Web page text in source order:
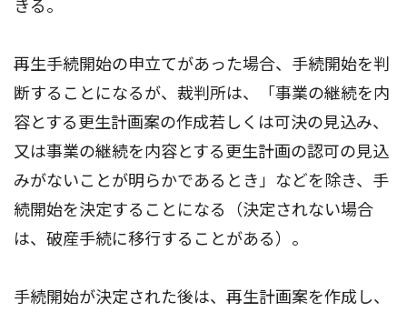
再生手続開始の申立てがあった場合、手続開始を判
断することになるが、裁判所は、「事業の継続を内
容とする更生計画案の作成若しくは可決の見込み、
又は事業の継続を内容とする更生計画の認可の見込
みがないことが明らかであるとき」などを除き、手
続開始を決定することになる（決定されない場合
は、破産手続に移行することがある）。
手続開始が決定された後は、再生計画案を作成し、